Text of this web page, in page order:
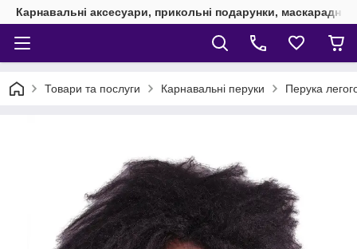
Карнавальні аксесуари, прикольні подарунки, маскарадні
Товари та послуги Карнавальні перуки Перука